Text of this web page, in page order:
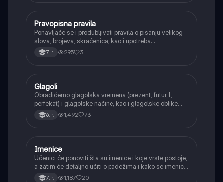
Srpski jezik
Pravopisna pravila
Ponavljaće se i produbljivati pravila o pisanju velikog
slova, brojeva, skraćenica, kao i upotreba
interpunkcije, sa posebnim fokusom na zarez u
složenoj rečenici.
7. r. 295 3
Srpski jezik
Glagoli
Obradićemo glagolska vremena (prezent, futur I,
perfekat) i glagolske načine, kao i glagolske oblike
(infinitiv, glagolski pridevi i prilozi) i glagolski vid
(svršeni i nesvršeni).
6. r. 1,492 73
Srpski jezik
Imenice
Učenici će ponoviti šta su imenice i koje vrste postoje,
a zatim će detaljno učiti o padežima i kako se imenice
menjaju da bi pokazale svoju ulogu u rečenici.
7. r. 1,187 20